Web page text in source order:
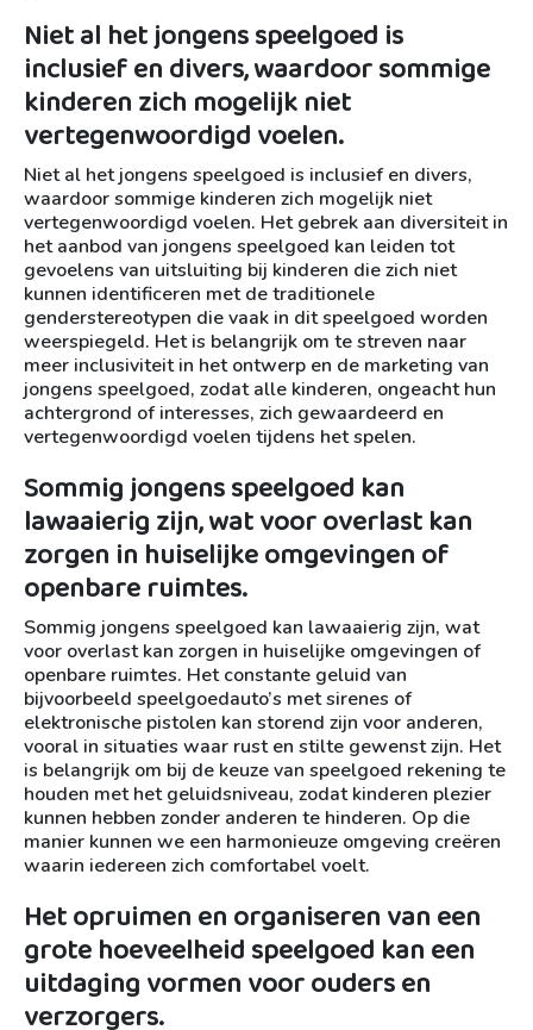
Niet al het jongens speelgoed is
inclusief en divers, waardoor sommige
kinderen zich mogelijk niet
vertegenwoordigd voelen.
Niet al het jongens speelgoed is inclusief en divers,
waardoor sommige kinderen zich mogelijk niet
vertegenwoordigd voelen. Het gebrek aan diversiteit in
het aanbod van jongens speelgoed kan leiden tot
gevoelens van uitsluiting bij kinderen die zich niet
kunnen identificeren met de traditionele
genderstereotypen die vaak in dit speelgoed worden
weerspiegeld. Het is belangrijk om te streven naar
meer inclusiviteit in het ontwerp en de marketing van
jongens speelgoed, zodat alle kinderen, ongeacht hun
achtergrond of interesses, zich gewaardeerd en
vertegenwoordigd voelen tijdens het spelen.
Sommig jongens speelgoed kan
lawaaierig zijn, wat voor overlast kan
zorgen in huiselijke omgevingen of
openbare ruimtes.
Sommig jongens speelgoed kan lawaaierig zijn, wat
voor overlast kan zorgen in huiselijke omgevingen of
openbare ruimtes. Het constante geluid van
bijvoorbeeld speelgoedauto’s met sirenes of
elektronische pistolen kan storend zijn voor anderen,
vooral in situaties waar rust en stilte gewenst zijn. Het
is belangrijk om bij de keuze van speelgoed rekening te
houden met het geluidsniveau, zodat kinderen plezier
kunnen hebben zonder anderen te hinderen. Op die
manier kunnen we een harmonieuze omgeving creëren
waarin iedereen zich comfortabel voelt.
Het opruimen en organiseren van een
grote hoeveelheid speelgoed kan een
uitdaging vormen voor ouders en
verzorgers.